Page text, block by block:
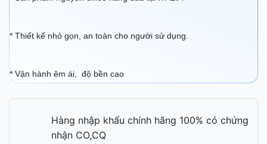
* Thiết kế nhỏ gọn, an toàn cho người sử dụng.
* Vận hành êm ái, độ bền cao
Hàng nhập khẩu chính hãng 100% có chứng
nhận CO,CQ